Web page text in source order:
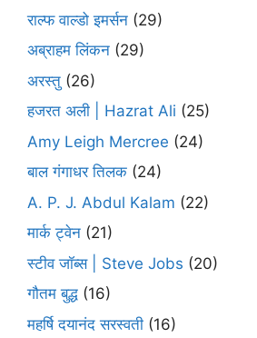
राल्फ वाल्डो इमर्सन (29)
अब्राहम लिंकन (29)
अरस्तु (26)
हजरत अली | Hazrat Ali (25)
Amy Leigh Mercree (24)
बाल गंगाधर तिलक (24)
A. P. J. Abdul Kalam (22)
मार्क ट्वेन (21)
स्टीव जॉब्स | Steve Jobs (20)
गौतम बुद्ध (16)
महर्षि दयानंद सरस्वती (16)